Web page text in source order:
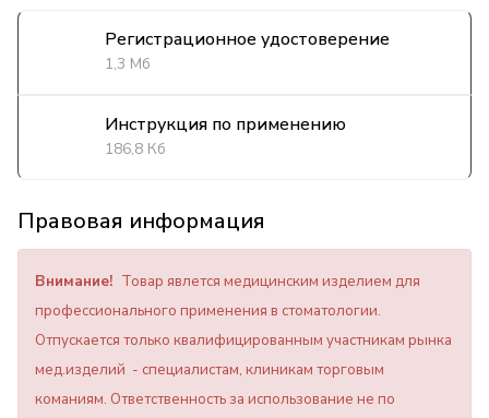
Регистрационное удостоверение
1,3 Мб
Инструкция по применению
186,8 Кб
Правовая информация
Внимание! Товар явлется медицинским изделием для
профессионального применения в стоматологии.
Отпускается только квалифицированным участникам рынка
мед.изделий - специалистам, клиникам торговым
команиям. Ответственность за использование не по